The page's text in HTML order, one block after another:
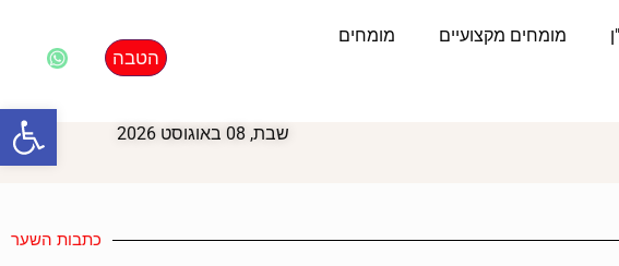
מומחים מקצועיים מומחים
הטבה
שבת, 08 באוגוסט 2026
כתבות השער
פתח